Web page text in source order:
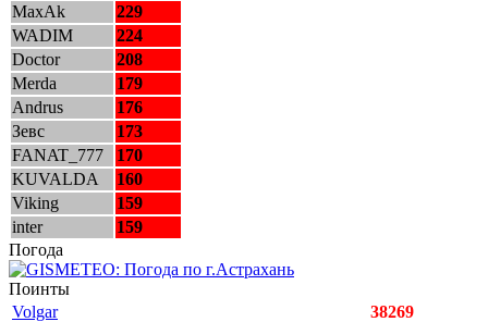
MaxAk
229
WADIM
224
Doctor
208
Merda
179
Andrus
176
Зевс
173
FANAT_777
170
KUVALDA
160
Viking
159
inter
159
Погода
Поинты
Volgar
38269